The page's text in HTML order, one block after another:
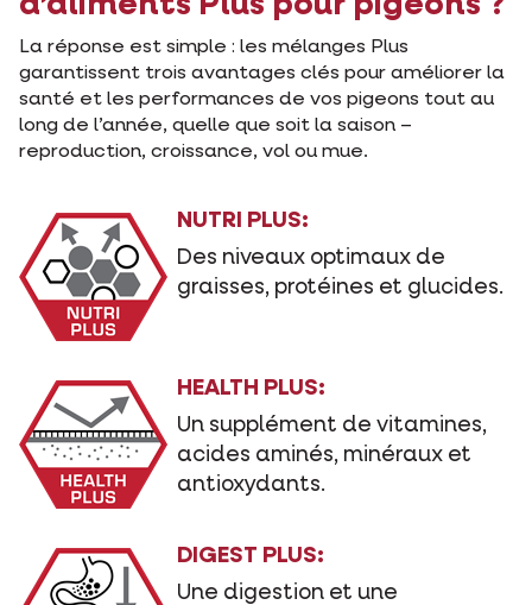
La réponse est simple : les mélanges Plus
garantissent trois avantages clés pour améliorer la
santé et les performances de vos pigeons tout au
long de l’année, quelle que soit la saison –
reproduction, croissance, vol ou mue.
NUTRI PLUS:
Des niveaux optimaux de
graisses, protéines et glucides.
HEALTH PLUS:
Un supplément de vitamines,
acides aminés, minéraux et
antioxydants.
DIGEST PLUS:
Une digestion et une